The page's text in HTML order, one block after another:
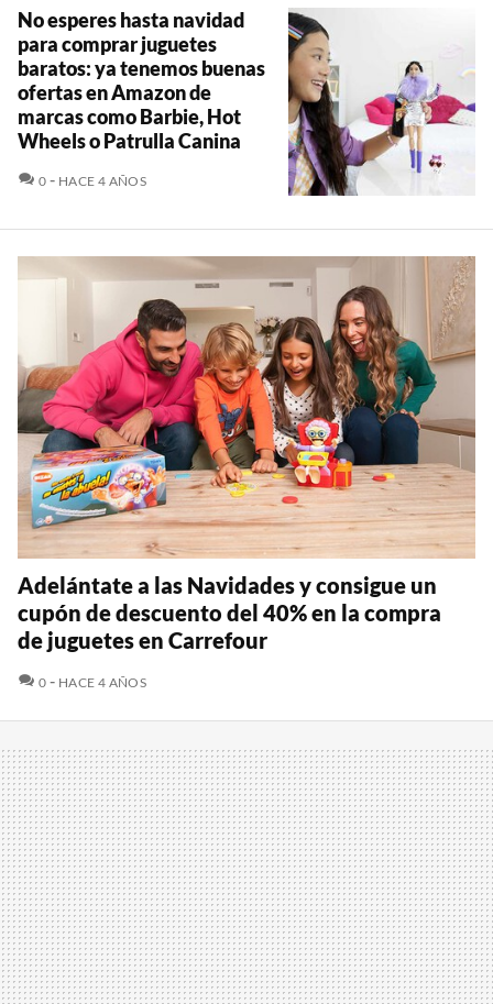
No esperes hasta navidad
para comprar juguetes
baratos: ya tenemos buenas
ofertas en Amazon de
marcas como Barbie, Hot
Wheels o Patrulla Canina
0 COMENTARIOS
HACE 4 AÑOS
Adelántate a las Navidades y consigue un
cupón de descuento del 40% en la compra
de juguetes en Carrefour
0 COMENTARIOS
HACE 4 AÑOS